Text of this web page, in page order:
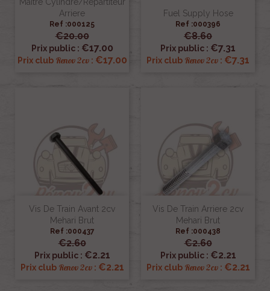
Arriere
Ref :000125
€20.00
Prix public : €17.00
Prix club Renov 2cv: €17.00
Fuel Supply Hose
Ref :000396
€8.60
Prix public : €7.31
Prix club Renov 2cv : €7.31
Vis De Train Avant 2cv
Mehari Brut
Ref :000437
€2.60
Prix public : €2.21
Prix club Renov 2cv: €2.21
Vis De Train Arriere 2cv
Mehari Brut
Ref :000438
€2.60
Prix public : €2.21
Prix club Renov 2cv: €2.21